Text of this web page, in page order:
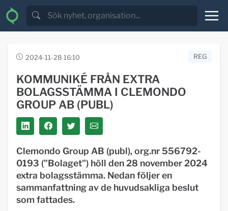
2024-11-28 16:10 REG
KOMMUNIKÉ FRÅN EXTRA
BOLAGSSTÄMMA I CLEMONDO
GROUP AB (PUBL)
Clemondo Group AB (publ), org.nr 556792-
0193 ("Bolaget") höll den28 november 2024
extra bolagsstämma. Nedan följer en
sammanfattning av de huvudsakliga beslut
som fattades.